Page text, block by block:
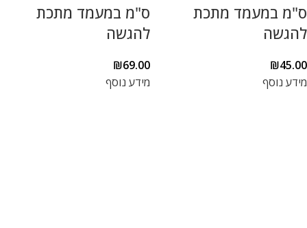
ס"מ במעמד מתכת
להגשה
₪45.00
מידע נוסף
ס"מ במעמד מתכת
להגשה
₪69.00
מידע נוסף